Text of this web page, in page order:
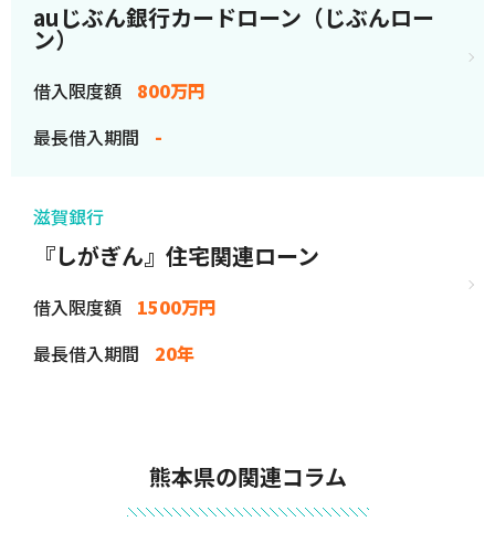
auじぶん銀行カードローン（じぶんロー
ン）
借入限度額
800万円
最長借入期間
-
滋賀銀行
『しがぎん』住宅関連ローン
借入限度額
1500万円
最長借入期間
20年
熊本県の関連コラム